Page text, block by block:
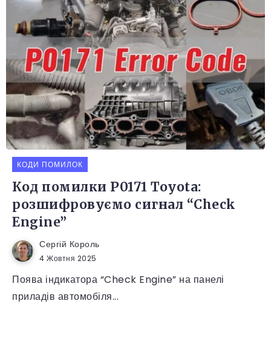
КОДИ ПОМИЛОК
Код помилки P0171 Toyota:
розшифровуємо сигнал “Check
Engine”
Сергій Король
4 Жовтня 2025
Поява індикатора “Check Engine” на панелі
приладів автомобіля...